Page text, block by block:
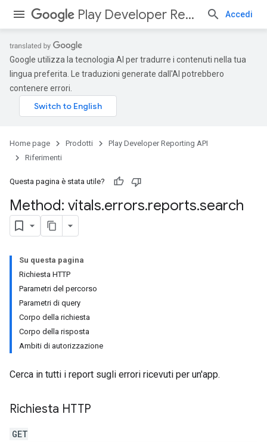
Play Developer Reporting API Accedi
Google utilizza la tecnologia AI per tradurre i contenuti nella tua
lingua preferita. Le traduzioni generate dall'AI potrebbero
contenere errori.
Home page Prodotti
Play Developer Reporting API
Riferimenti
Questa pagina è stata utile?
Method: vitals.errors.reports.search
Su questa pagina
Richiesta HTTP
Parametri del percorso
Parametri di query
Corpo della richiesta
Corpo della risposta
Ambiti di autorizzazione
Cerca in tutti i report sugli errori ricevuti per un'app.
Richiesta HTTP
GET